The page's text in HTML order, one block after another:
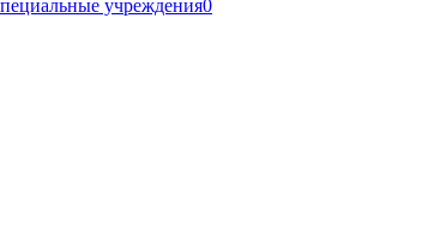
учреждения0